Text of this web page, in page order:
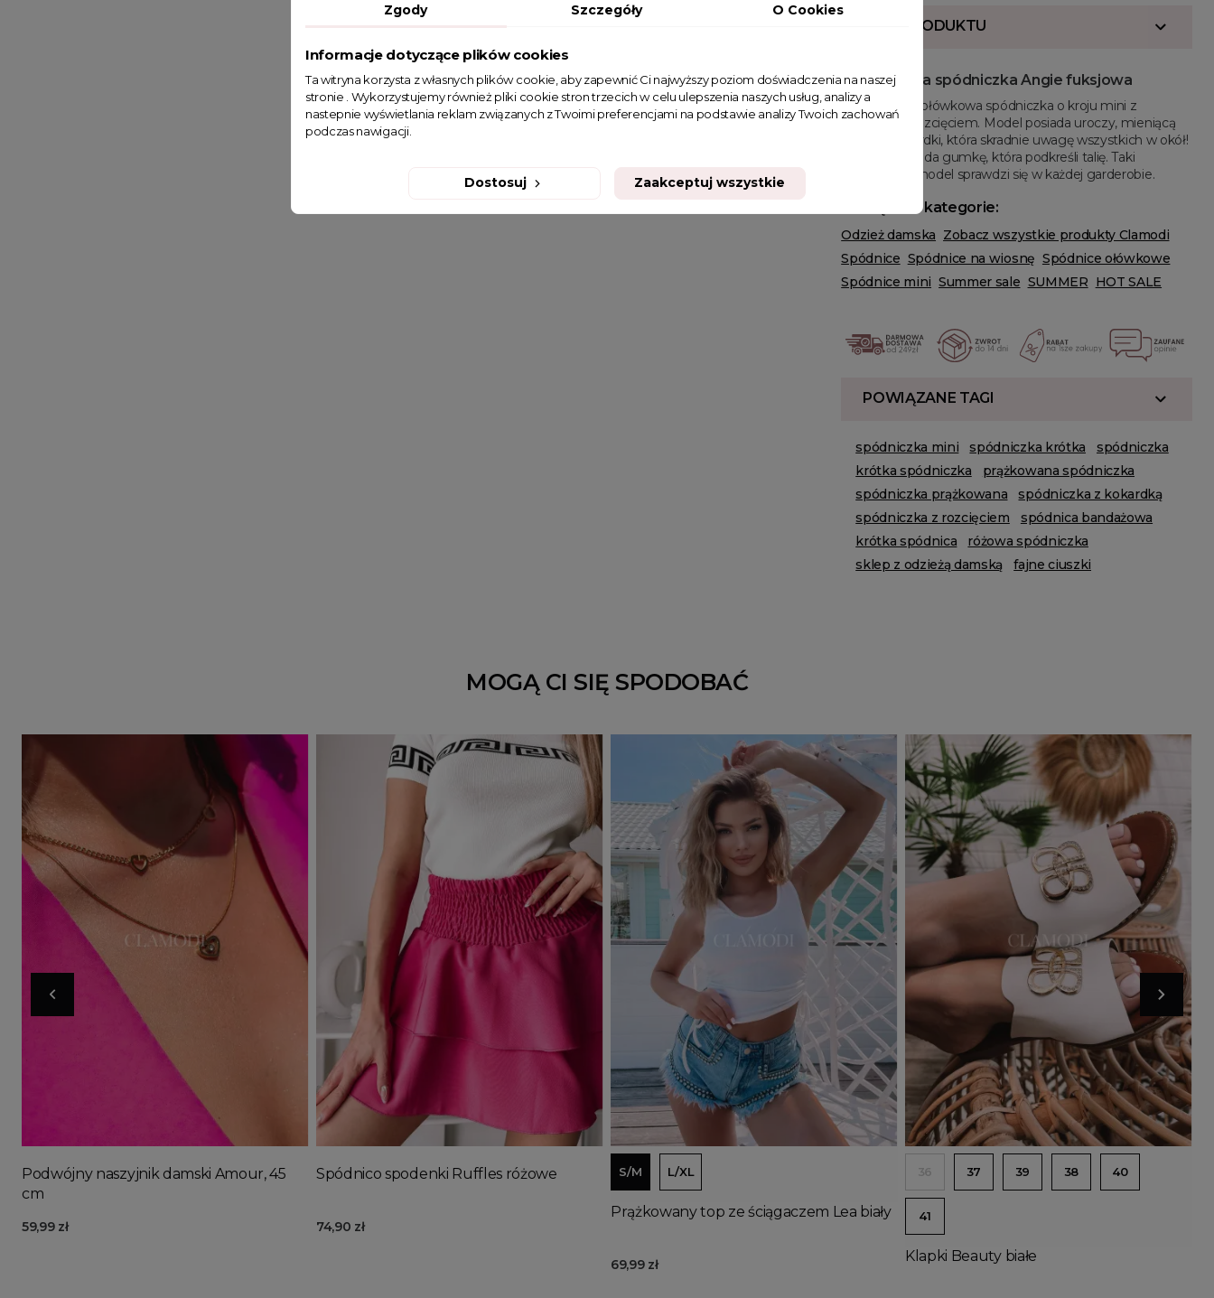
OPIS PRODUKTU
Prążkowana spódniczka Angie fuksjowa
Prążkowana, ołówkowa spódniczka o kroju mini z
delikatnym rozcięciem. Model posiada uroczy, mieniącą
się print kokardki, która skradnie uwagę wszystkich w okół!
W pasie posiada gumkę, która podkreśli talię. Taki
dziewczęcy model sprawdzi się w każdej garderobie.
Powiązane kategorie:
Odzież damska Zobacz wszystkie produkty Clamodi
Spódnice Spódnice na wiosnę Spódnice ołówkowe
Spódnice mini Summer sale SUMMER HOT SALE
POWIĄZANE TAGI
spódniczka mini spódniczka krótka
spódniczka
krótka spódniczka
prążkowana spódniczka
spódniczka prążkowana
spódniczka z kokardką
spódniczka z rozcięciem
spódnica bandażowa
krótka spódnica
różowa spódniczka
sklep z odzieżą damską
fajne ciuszki
MOGĄ CI SIĘ SPODOBAĆ
Dodaj do koszyka
Podwójny naszyjnik damski Amour, 45
cm
59,99 zł
Dodaj do koszyka
Wyprzedany
Spódnico spodenki Ruffles różowe
74,90 zł
Dodaj do koszyka
S/M L/XL
Prążkowany top ze ściągaczem Lea biały
69,99 zł
36 37 39 38 40
41
Klapki Beauty białe
Zgody Szczegóły O Cookies
Informacje dotyczące plików cookies
Ta witryna korzysta z własnych plików cookie, aby zapewnić Ci najwyższy poziom doświadczenia na naszej
stronie . Wykorzystujemy również pliki cookie stron trzecich w celu ulepszenia naszych usług, analizy a
nastepnie wyświetlania reklam związanych z Twoimi preferencjami na podstawie analizy Twoich zachowań
podczas nawigacji.
Dostosuj Zaakceptuj wszystkie